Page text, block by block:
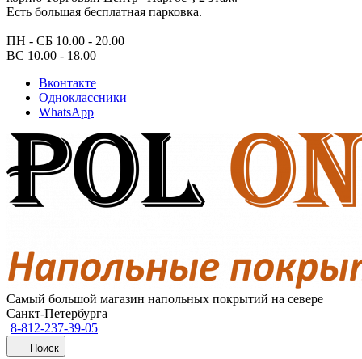
Есть большая бесплатная парковка.
ПН - СБ 10.00 - 20.00
ВС 10.00 - 18.00
Вконтакте
Одноклассники
WhatsApp
Самый большой магазин напольных покрытий на севере
Санкт-Петербурга
8-812-237-39-05
Поиск